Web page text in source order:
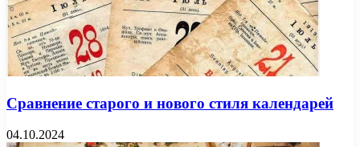
Сравнение старого и нового стиля календарей
04.10.2024